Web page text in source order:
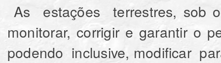
As estações terrestres, sob
monitorar, corrigir e garantir o
podendo inclusive, modificar